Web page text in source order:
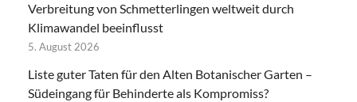
Verbreitung von Schmetterlingen weltweit durch
Klimawandel beeinflusst
5. August 2026
Liste guter Taten für den Alten Botanischer Garten –
Südeingang für Behinderte als Kompromiss?